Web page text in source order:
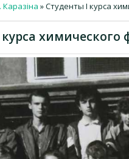
Каразіна » Студенты I курса
химического